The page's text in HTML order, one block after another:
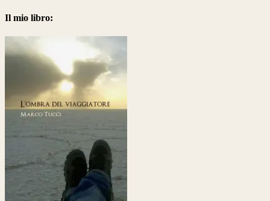
Il mio libro: